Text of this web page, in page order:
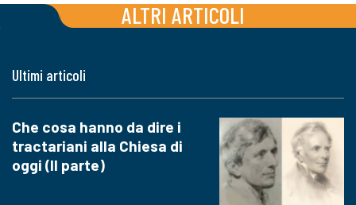
ALTRI ARTICOLI
Ultimi articoli
Che cosa hanno da dire i
tractariani alla Chiesa di
oggi (II parte)